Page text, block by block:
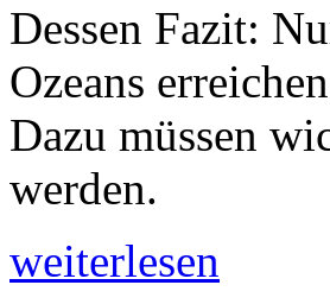
Dessen Fazit:
Ozeans
Dazu müssen
werden.
weiterlesen